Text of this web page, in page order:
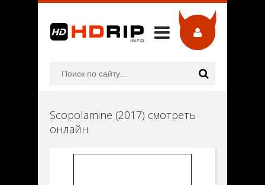
Scopolamine (2017) смотреть
онлайн